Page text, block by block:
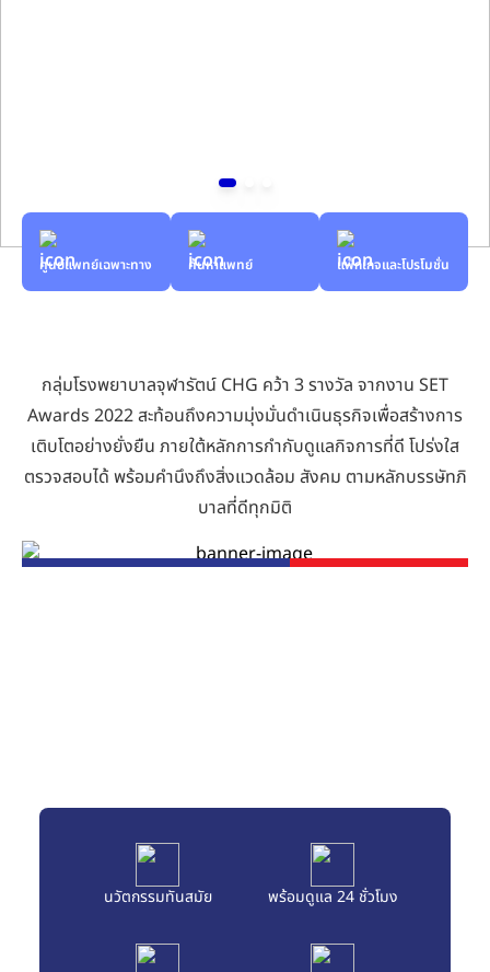
ศูนย์แพทย์เฉพาะทาง ค้นหาแพทย์ แพ็กเกจและโปรโมชั่น
กลุ่มโรงพยาบาลจุฬารัตน์ CHG คว้า 3 รางวัล จากงาน SET
Awards 2022 สะท้อนถึงความมุ่งมั่นดำเนินธุรกิจเพื่อสร้างการ
เติบโตอย่างยั่งยืน ภายใต้หลักการกำกับดูแลกิจการที่ดี โปร่งใส
ตรวจสอบได้ พร้อมคำนึงถึงสิ่งแวดล้อม สังคม ตามหลักบรรษัทภิ
บาลที่ดีทุกมิติ
นวัตกรรมทันสมัย พร้อมดูแล 24 ชั่วโมง